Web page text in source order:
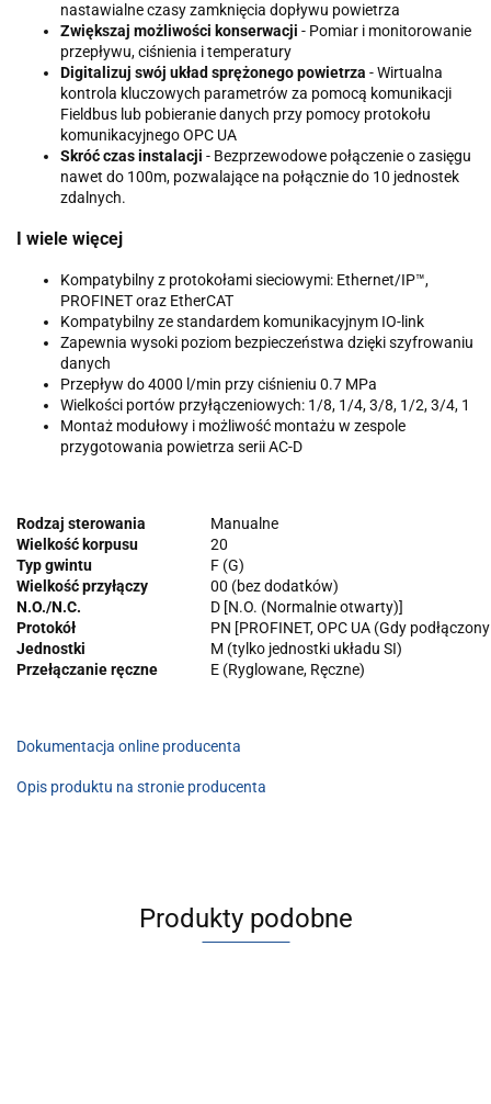
nastawialne czasy zamknięcia dopływu powietrza
Zwiększaj możliwości konserwacji - Pomiar i monitorowanie
przepływu, ciśnienia i temperatury
Digitalizuj swój układ sprężonego powietrza - Wirtualna
kontrola kluczowych parametrów za pomocą komunikacji
Fieldbus lub pobieranie danych przy pomocy protokołu
komunikacyjnego OPC UA
Skróć czas instalacji - Bezprzewodowe połączenie o zasięgu
nawet do 100m, pozwalające na połącznie do 10 jednostek
zdalnych.
I wiele więcej
Kompatybilny z protokołami sieciowymi: Ethernet/IP™,
PROFINET oraz EtherCAT
Kompatybilny ze standardem komunikacyjnym IO-link
Zapewnia wysoki poziom bezpieczeństwa dzięki szyfrowaniu
danych
Przepływ do 4000 l/min przy ciśnieniu 0.7 MPa
Wielkości portów przyłączeniowych: 1/8, 1/4, 3/8, 1/2, 3/4, 1
Montaż modułowy i możliwość montażu w zespole
przygotowania powietrza serii AC-D
Rodzaj sterowania
Manualne
Wielkość korpusu
20
Typ gwintu
F (G)
Wielkość przyłączy
00 (bez dodatków)
N.O./N.C.
D [N.O. (Normalnie otwarty)]
Protokół
PN [PROFINET, OPC UA (Gdy
Jednostki
M (tylko jednostki układu SI)
Przełączanie ręczne
E (Ryglowane, Ręczne)
Dokumentacja online producenta
Opis produktu na stronie producenta
Produkty podobne